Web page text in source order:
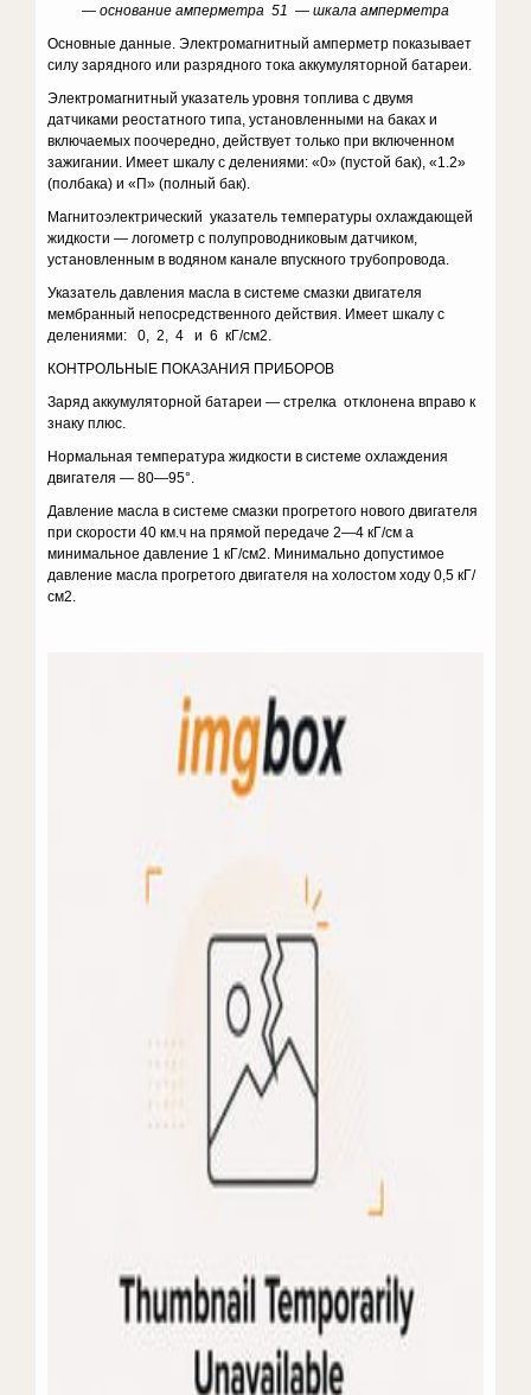
— основание амперметра 51 — шкала амперметра
Основные данные. Электромагнитный амперметр показывает
силу зарядного или разрядного тока аккумуляторной батареи.
Электромагнитный указатель уровня топлива с двумя
датчиками реостатного типа, установленными на баках и
включаемых поочередно, действует только при включенном
зажигании. Имеет шкалу с делениями: «0» (пустой бак), «1.2»
(полбака) и «П» (полный бак).
Магнитоэлектрический указатель температуры охлаждающей
жидкости — логометр с полупроводниковым датчиком,
установленным в водяном канале впускного трубопровода.
Указатель давления масла в системе смазки двигателя
мембранный непосредственного действия. Имеет шкалу с
делениями: 0, 2, 4 и 6 кГ/см2.
КОНТРОЛЬНЫЕ ПОКАЗАНИЯ ПРИБОРОВ
Заряд аккумуляторной батареи — стрелка отклонена вправо к
знаку плюс.
Нормальная температура жидкости в системе охлаждения
двигателя — 80—95°.
Давление масла в системе смазки прогретого нового двигателя
при скорости 40 км.ч на прямой передаче 2—4 кГ/см а
минимальное давление 1 кГ/см2. Минимально допустимое
давление масла прогретого двигателя на холостом ходу 0,5 кГ/
см2.